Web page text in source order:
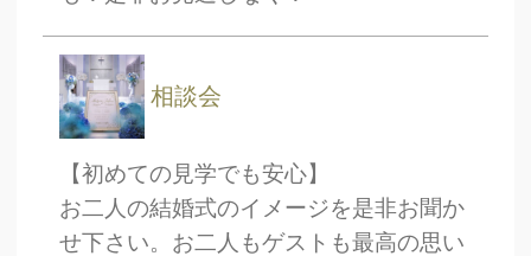
相談会
【初めての見学でも安心】
お二人の結婚式のイメージを是非お聞か
せ下さい。お二人もゲストも最高の思い
ブライダルフェア
■■■日付■■■